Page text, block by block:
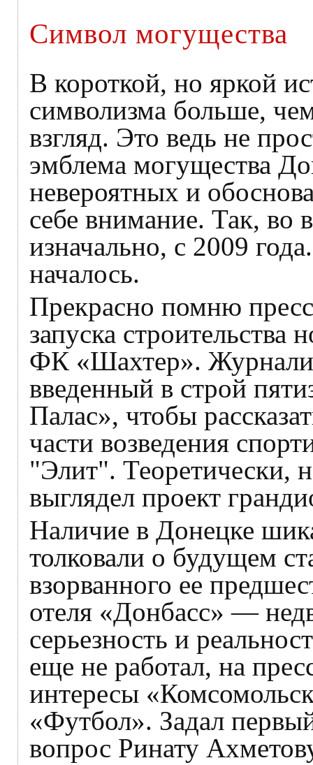
Символ могущества
В короткой, но яркой
символизма больше,
взгляд. Это ведь не
эмблема могущества
невероятных и
себе внимание. Так, во
изначально, с 2009
началось.
Прекрасно помню
запуска строительства
ФК «Шахтер».
введенный в строй
Палас», чтобы
части возведения
"Элит". Теоретически,
выглядел проект
Наличие в Донецке
толковали о будущем
взорванного ее
отеля «Донбасс» —
серьезность и
еще не работал, на
интересы
«Футбол». Задал
вопрос Ринату